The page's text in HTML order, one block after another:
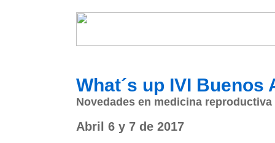
What´s up IVI Buenos
Novedades en medicina reproductiva
Abril 6 y 7 de 2017